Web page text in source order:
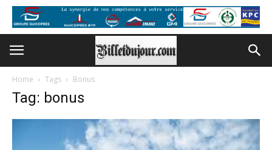
Home Tags Bonus
Tag: bonus